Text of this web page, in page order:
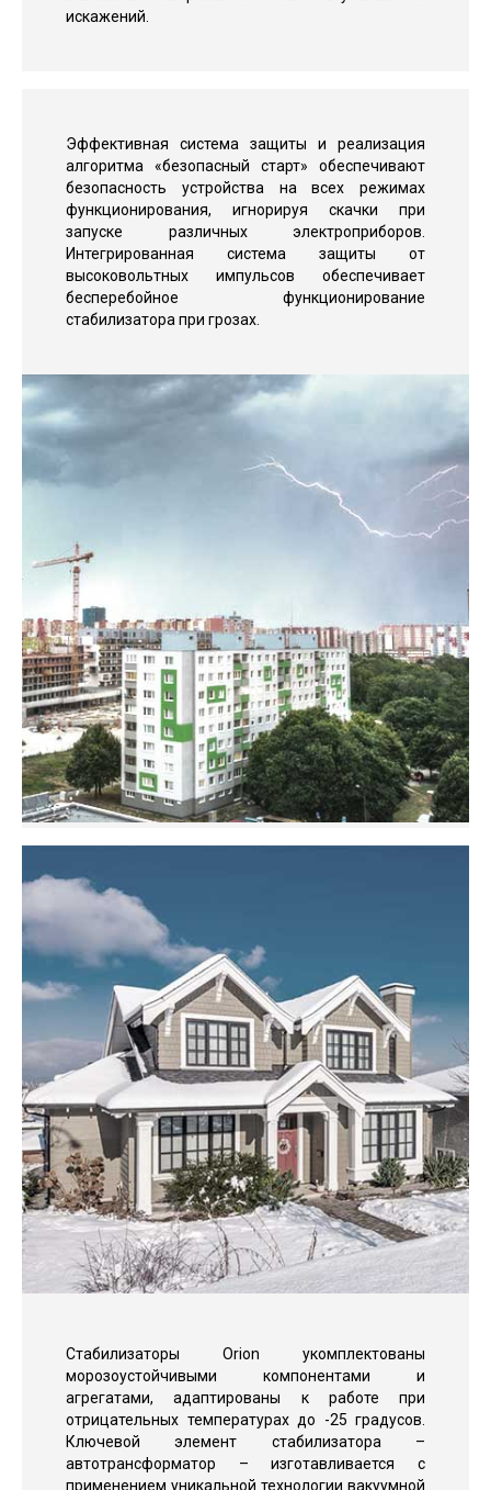
искажений.
Эффективная система защиты и реализация
алгоритма «безопасный старт» обеспечивают
безопасность устройства на всех режимах
функционирования, игнорируя скачки при
запуске различных электроприборов.
Интегрированная система защиты от
высоковольтных импульсов обеспечивает
бесперебойное функционирование
стабилизатора при грозах.
Стабилизаторы Orion укомплектованы
морозоустойчивыми компонентами и
агрегатами, адаптированы к работе при
отрицательных температурах до -25 градусов.
Ключевой элемент стабилизатора –
автотрансформатор – изготавливается с
применением уникальной технологии вакуумной